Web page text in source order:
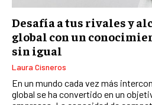
Desafía a tus rivales y
global con un
sin igual
Laura Cisneros
En un mundo cada vez más
global se ha convertido en un